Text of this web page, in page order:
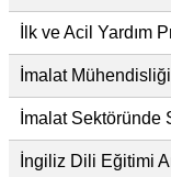
İlk ve Acil Yardım
İmalat
İmalat Sektöründe
İngiliz Dili Eğitimi